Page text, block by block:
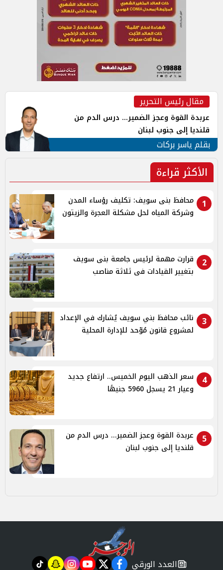
مقال رئيس التحرير
عربدة القوة وعجز الضمير... درس الدم من
قلنديا إلى جنوب لبنان
بقلم ياسر بركات
الأكثر قراءة
1
محافظ بنى سويف: تكليف رؤساء المدن
وشركة المياه لحل مشكلة العجرة والزيتون
2
قرارت مهمة لرئيس جامعة بنى سويف
بتغيير القيادات فى ثلاثة مناصب
3
نائب محافظ بني سويف يُشارك في الإعداد
لمشروع قانون مُوّحد للإدارة المحلية
4
سعر الذهب اليوم الخميس.. ارتفاع جديد
وعيار 21 يسجل 5960 جنيهًا
5
عربدة القوة وعجز الضمير... درس الدم من
قلنديا إلى جنوب لبنان
العدد الورقي